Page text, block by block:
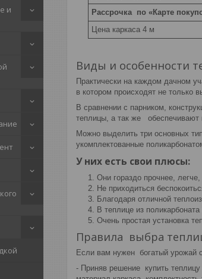
и
Рассрочка по «Карте
Цена каркаса 4 м
Виды и особенности
Практически на каждом дачном
в котором происходят не только
В сравнении с парником,
теплицы, а так же обеспечивают
Можно выделить три основных
укомплектованные
У них есть свои плюсы:
Они гораздо прочнее,
Не приходиться
Благодаря отличной
В теплице из
Очень простая установка
Правила выбра
Если вам нужен богатый урожай
- Приняв решение купить